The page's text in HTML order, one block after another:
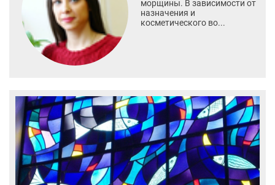
морщины. В зависимости от
назначения и
косметического во...